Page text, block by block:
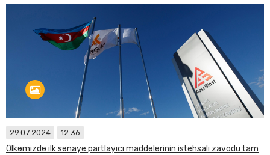
29.07.2024 12:36
Ölkəmizdə ilk sənaye partlayıcı maddələrinin istehsalı zavodu tam